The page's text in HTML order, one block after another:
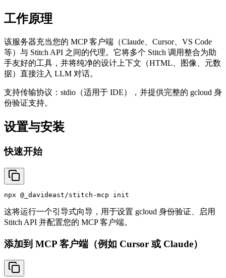
工作原理
该服务器充当您的 MCP 客户端（Claude、Cursor、VS Code
等）与 Stitch API 之间的代理。它将多个 Stitch 调用整合为助
手友好的工具，并将纯净的设计上下文（HTML、图像、元数
据）直接注入 LLM 对话。
支持传输协议：stdio（适用于 IDE），并提供完整的 gcloud 身
份验证支持。
设置与安装
快速开始
这将运行一个引导式向导，用于设置 gcloud 身份验证、启用
Stitch API 并配置您的 MCP 客户端。
添加到 MCP 客户端（例如 Cursor 或 Claude）